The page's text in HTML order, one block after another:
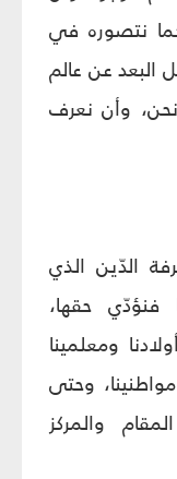
نتصوره في
البعد عن عالم
وأن نعرف
الدّين الذي
فنؤدّي حقها،
ومعلمينا
وحتى
والمركز